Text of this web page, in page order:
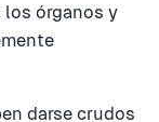
los órganos y
darse crudos